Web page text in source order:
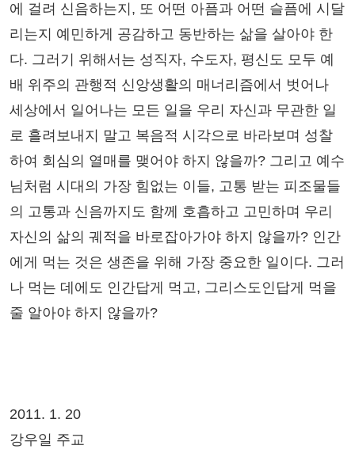
에 걸려 신음하는지, 또 어떤 아픔과 어떤 슬픔에 시달
리는지 예민하게 공감하고 동반하는 삶을 살아야 한
다. 그러기 위해서는 성직자, 수도자, 평신도 모두 예
배 위주의 관행적 신앙생활의 매너리즘에서 벗어나
세상에서 일어나는 모든 일을 우리 자신과 무관한 일
로 흘려보내지 말고 복음적 시각으로 바라보며 성찰
하여 회심의 열매를 맺어야 하지 않을까? 그리고 예수
님처럼 시대의 가장 힘없는 이들, 고통 받는 피조물들
의 고통과 신음까지도 함께 호흡하고 고민하며 우리
자신의 삶의 궤적을 바로잡아가야 하지 않을까? 인간
에게 먹는 것은 생존을 위해 가장 중요한 일이다. 그러
나 먹는 데에도 인간답게 먹고, 그리스도인답게 먹을
줄 알아야 하지 않을까?
2011. 1. 20
강우일 주교